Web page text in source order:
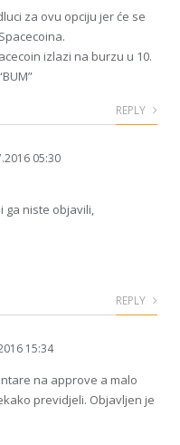
za ovu opciju jer će se
izlazi na burzu u 10.
REPLY
05:30
ga niste objavili,
REPLY
15:34
na approve a malo
previdjeli. Objavljen je